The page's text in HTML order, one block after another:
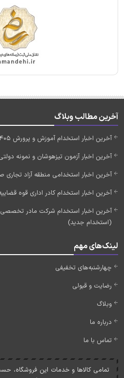
آخرین مطالب وبلاگ
آخرین اخبار استخدام آموزش و پرورش 1405 (به زودی)
آخرین اخبار آزمون تیزهوشان و نمونه
آخرین اخبار استخدامی منطقه آزاد تجاری
آخرین اخبار استخدام کادر اداری قوه قضاییه 1405 (به
(استخدام جدید)
لینک‌های مهم
چهارشنبه‌های تخفیفی
رضایت و قبولی
وبلاگ
درباره ما
تماس با ما
تمامی کالاها و خدمات اين فروشگاه،